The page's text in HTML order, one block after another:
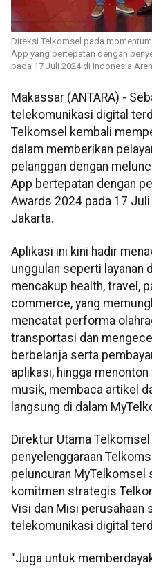
Direksi Telkomsel pada
App yang bertepatan dengan
pada 17 Juli 2024 di Indonesia
Makassar (ANTARA) -
telekomunikasi digital
Telkomsel kembali
dalam memberikan
pelanggan dengan
App bertepatan dengan
Awards 2024 pada 17
Jakarta.
Aplikasi ini kini hadir
unggulan seperti layanan
mencakup health, travel,
commerce, yang
mencatat performa
transportasi dan
berbelanja serta
aplikasi, hingga
musik, membaca artikel
langsung di dalam
Direktur Utama
penyelenggaraan
peluncuran MyTelkomsel
komitmen strategis
Visi dan Misi perusahaan
telekomunikasi digital
"Juga untuk